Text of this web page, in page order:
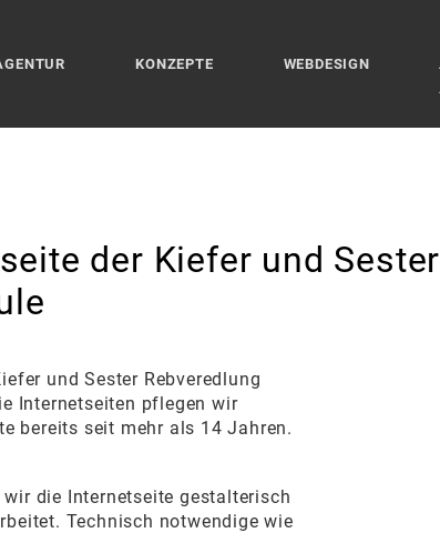
KONZEPTE WEBDESIGN
der Kiefer und Sester
und Sester Rebveredlung
Internetseiten pflegen wir
bereits seit mehr als 14 Jahren.
die Internetseite gestalterisch
Technisch notwendige wie